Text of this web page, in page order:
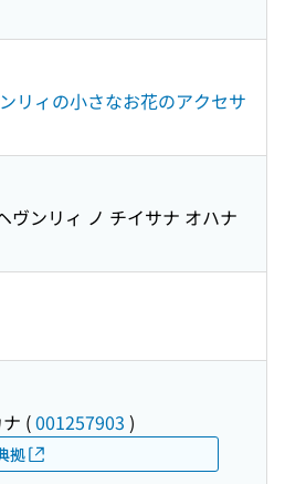
リィの小さなお花のアクセサ
ヴンリィ ノ チイサナ オハナ
(001257903 )
拠